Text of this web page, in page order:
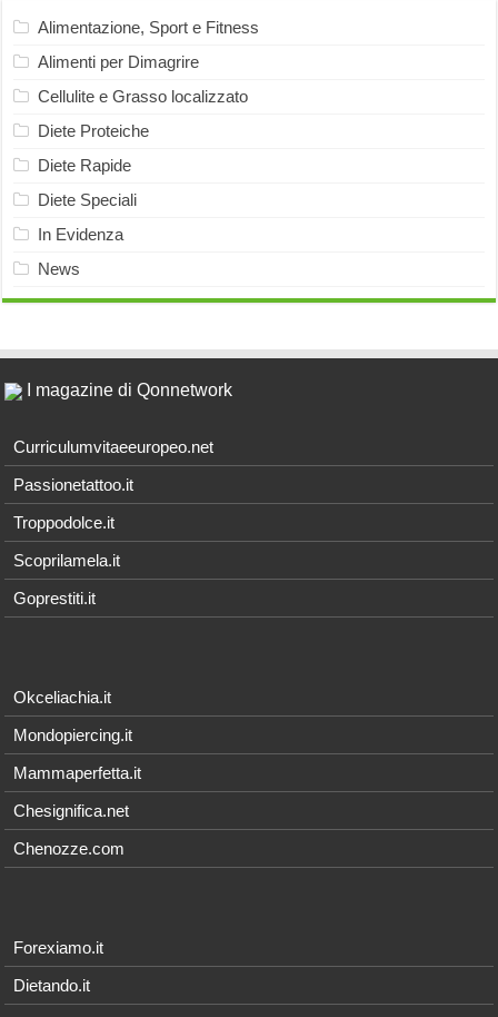
Alimentazione, Sport e Fitness
Alimenti per Dimagrire
Cellulite e Grasso localizzato
Diete Proteiche
Diete Rapide
Diete Speciali
In Evidenza
News
I magazine di Qonnetwork
Curriculumvitaeeuropeo.net
Passionetattoo.it
Troppodolce.it
Scoprilamela.it
Goprestiti.it
Okceliachia.it
Mondopiercing.it
Mammaperfetta.it
Chesignifica.net
Chenozze.com
Forexiamo.it
Dietando.it